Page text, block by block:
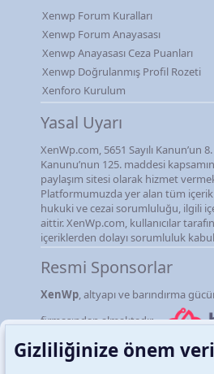
Xenwp Forum Kuralları
Xenwp Forum Anayasası
Xenwp Anayasası Ceza Puanları
Xenwp Doğrulanmış Profil Rozeti
Xenforo Kurulum
Yasal Uyarı
XenWp.com, 5651 Sayılı Kanun’un
Kanunu’nun 125. maddesi
paylaşım sitesi olarak hizmet
Platformumuzda yer alan tüm içerik
hukuki ve cezai sorumluluğu, ilgili
aittir. XenWp.com, kullanıcılar
içeriklerden dolayı sorumluluk
Resmi Sponsorlar
XenWp, altyapı ve barındırma
firmasından almaktadır.
Gizliliğinize önem